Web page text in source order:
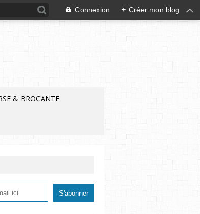
Connexion + Créer mon blog
& BROCANTE